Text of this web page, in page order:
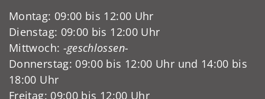
Montag: 09:00 bis 12:00 Uhr
Dienstag: 09:00 bis 12:00 Uhr
Mittwoch: -geschlossen-
Donnerstag: 09:00 bis 12:00 Uhr und 14:00 bis
18:00 Uhr
Freitag: 09:00 bis 12:00 Uhr